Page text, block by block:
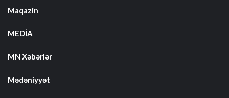
Maqazin
MEDİA
MN Xəbərlər
Mədəniyyət